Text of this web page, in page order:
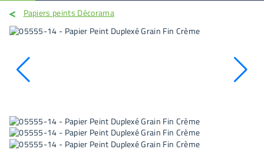
Papiers peints Décorama